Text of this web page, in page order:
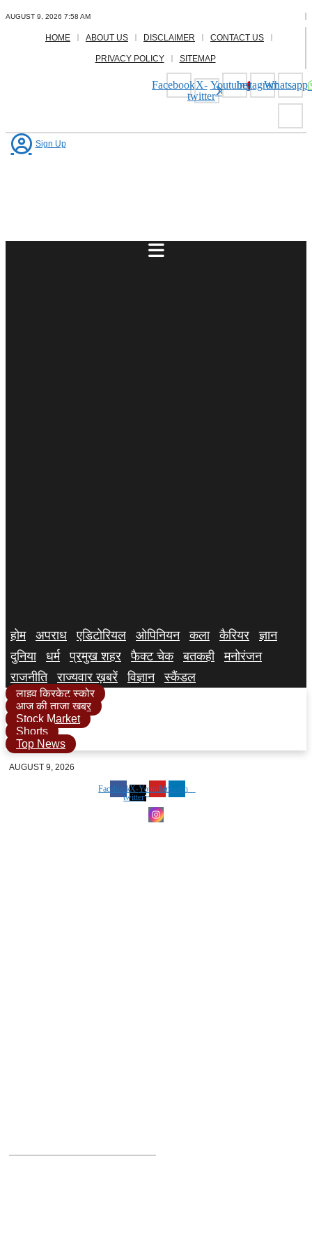
AUGUST 9, 2026 7:58 AM
HOME ABOUT US DISCLAIMER CONTACT US
PRIVACY POLICY SITEMAP
FacebookX-
twitter
YoutubeInstagramWhatsapp
Sign Up
होम अपराध एडिटोरियल ओपिनियन कला कैरियर
ज्ञान
दुनिया
धर्म प्रमुख शहर फैक्ट चेक बतकही
मनोरंजन
राजनीति
राज्यवार ख़बरें विज्ञान स्कैंडल
लाइव क्रिकेट स्कोर
आज की ताजा खबर
Stock Market
Shorts
Top News
AUGUST 9, 2026
FacebookX-
twitter
YoutubeLinkedin